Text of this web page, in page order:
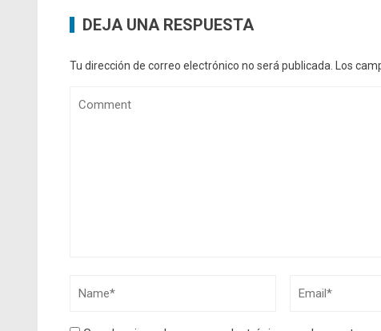
DEJA UNA RESPUESTA
Tu dirección de correo electrónico no será publicada. Los